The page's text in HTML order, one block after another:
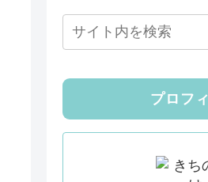
プロフ